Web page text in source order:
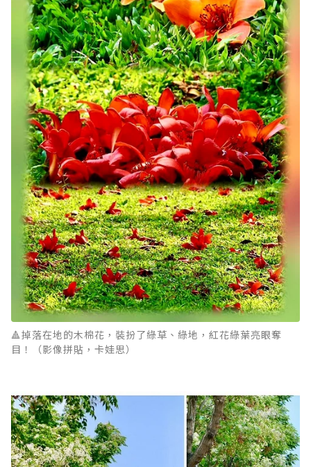
🔺掉落在地的木棉花，裝扮了綠草、綠地，紅花綠葉亮眼奪
目！（影像拼貼，卡娃思）